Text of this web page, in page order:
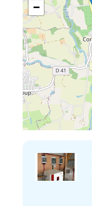
−